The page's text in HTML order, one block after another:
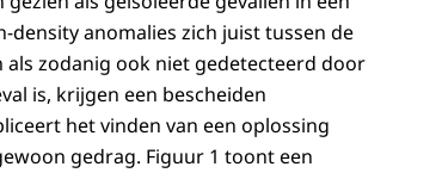
density anomalies zich juist tussen de
zodanig ook niet gedetecteerd door
is, krijgen een bescheiden
het vinden van een oplossing
gedrag. Figuur 1 toont een